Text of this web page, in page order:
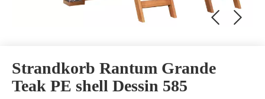
Strandkorb Rantum Grande
Teak PE shell Dessin 585